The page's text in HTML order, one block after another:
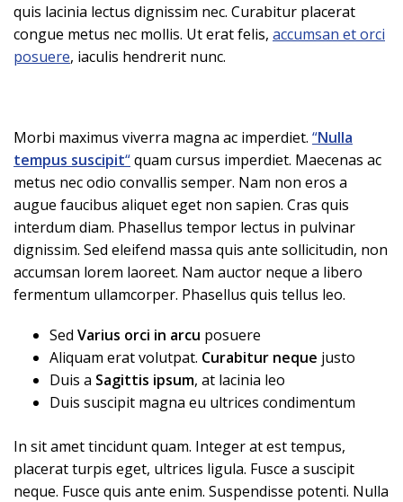
quis lacinia lectus dignissim nec. Curabitur placerat
congue metus nec mollis. Ut erat felis, accumsan et orci
posuere, iaculis hendrerit nunc.
Morbi maximus viverra magna ac imperdiet. “Nulla
tempus suscipit“quam cursus imperdiet. Maecenas ac
metus nec odio convallis semper. Nam non eros a
augue faucibus aliquet eget non sapien. Cras quis
interdum diam. Phasellus tempor lectus in pulvinar
dignissim. Sed eleifend massa quis ante sollicitudin, non
accumsan lorem laoreet. Nam auctor neque a libero
fermentum ullamcorper. Phasellus quis tellus leo.
Sed Varius orci in arcu posuere
Aliquam erat volutpat. Curabitur neque justo
Duis a Sagittis ipsum, at lacinia leo
Duis suscipit magna eu ultrices condimentum
In sit amet tincidunt quam. Integer at est tempus,
placerat turpis eget, ultrices ligula. Fusce a suscipit
neque. Fusce quis ante enim. Suspendisse potenti. Nulla